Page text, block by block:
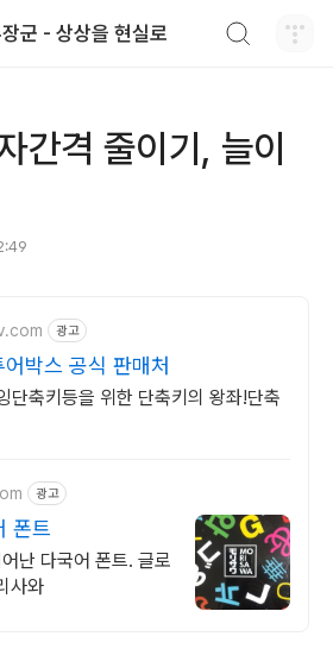
군 - 상상을 현실로
간격 줄이기, 늘이
광고
박스 공식 판매처
단축키등을 위한 단축키의 왕좌!단축
광고
폰트
난 다국어 폰트. 글로
사와